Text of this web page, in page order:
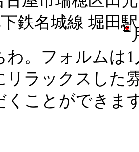
鉄名城線 堀田駅
わ。フォルムは
リラックスした
くことができま